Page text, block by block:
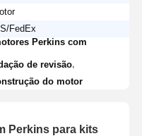
FedEx
Perkins com
de revisão
do motor
Perkins para kits